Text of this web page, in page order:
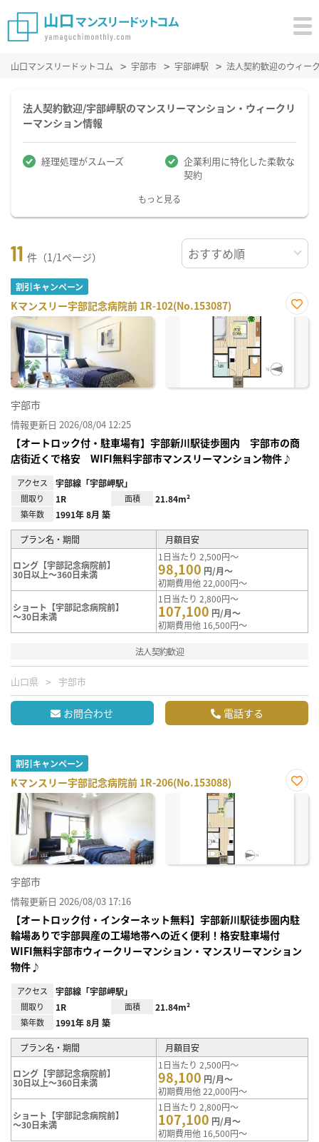
山口マンスリードットコム 宇部市 宇部岬駅 法人契約歓迎のウィー
法人契約歓迎/宇部岬駅のマンスリーマンション・ウィークリ
ーマンション情報
経理処理がスムーズ
企業利用に特化した柔軟な
契約
もっと見る
11 件（1/1ページ）
割引キャンペーン
Kマンスリー宇部記念病院前 1R-102(No.153087)
お気
宇部市
情報更新日 2026/08/04 12:25
【オートロック付・駐車場有】宇部新川駅徒歩圏内 宇部市の商
店街近くで格安 WIFI無料宇部市マンスリーマンション物件♪
アクセス 宇部線「宇部岬駅」
間取り 1R 面積 21.84m²
築年数 1991年 8月 築
プラン名・期間 月額目安
ロング【宇部記念病院前】
30日以上～360日未満
1日当たり 2,500円～
98,100 円/月～
初期費用他 22,000円～
ショート【宇部記念病院前】
～30日未満
1日当たり 2,800円～
107,100 円/月～
初期費用他 16,500円～
法人契約歓迎
山口県 宇部市
お問合わせ 電話する
割引キャンペーン
Kマンスリー宇部記念病院前 1R-206(No.153088)
お気
宇部市
情報更新日 2026/08/03 17:16
【オートロック付・インターネット無料】宇部新川駅徒歩圏内駐
輪場ありで宇部興産の工場地帯への近く便利！格安駐車場付
WIFI無料宇部市ウィークリーマンション・マンスリーマンション
物件♪
アクセス 宇部線「宇部岬駅」
間取り 1R 面積 21.84m²
築年数 1991年 8月 築
プラン名・期間 月額目安
ロング【宇部記念病院前】
30日以上～360日未満
1日当たり 2,500円～
98,100 円/月～
初期費用他 22,000円～
ショート【宇部記念病院前】
～30日未満
1日当たり 2,800円～
107,100 円/月～
初期費用他 16,500円～